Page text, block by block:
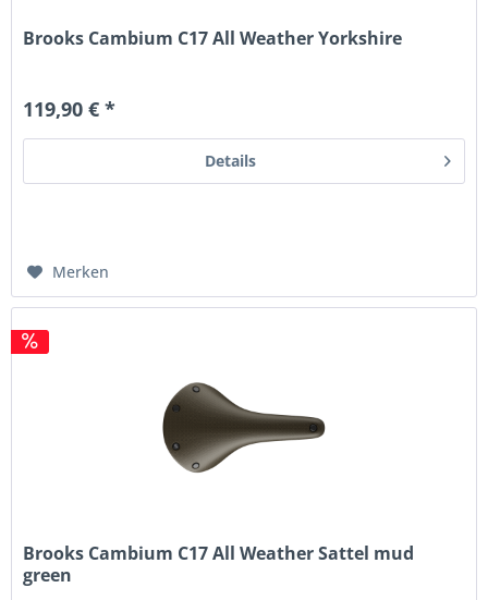
Brooks Cambium C17 All Weather Yorkshire
119,90 € *
Details
Merken
Brooks Cambium C17 All Weather Sattel mud
green